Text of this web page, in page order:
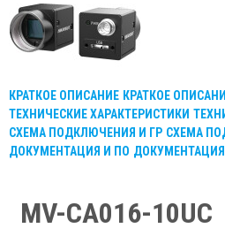
КРАТКОЕ ОПИСАНИЕ КРАТКОЕ
ТЕХНИЧЕСКИЕ ХАРАКТЕРИСТИКИ
СХЕМА ПОДКЛЮЧЕНИЯ И ГР СХЕМА
ДОКУМЕНТАЦИЯ И ПО
MV-CA016-10UC